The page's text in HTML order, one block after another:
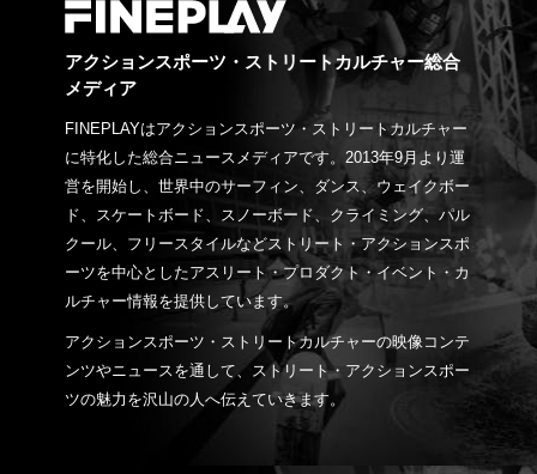
アクションスポーツ・ストリートカルチャー総合
メディア
FINEPLAYはアクションスポーツ・ストリートカルチャー
に特化した総合ニュースメディアです。2013年9月より運
営を開始し、世界中のサーフィン、ダンス、ウェイクボー
ド、スケートボード、スノーボード、クライミング、パル
クール、フリースタイルなどストリート・アクションスポ
ーツを中心としたアスリート・プロダクト・イベント・カ
ルチャー情報を提供しています。
アクションスポーツ・ストリートカルチャーの映像コンテ
ンツやニュースを通して、ストリート・アクションスポー
ツの魅力を沢山の人へ伝えていきます。